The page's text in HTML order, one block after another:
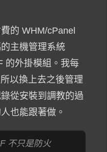
的 WHM/cPanel
主機管理系統
的外掛模組。我每
以換上去之後管理
從安裝到調教的過
也能跟著做。
不只是防火